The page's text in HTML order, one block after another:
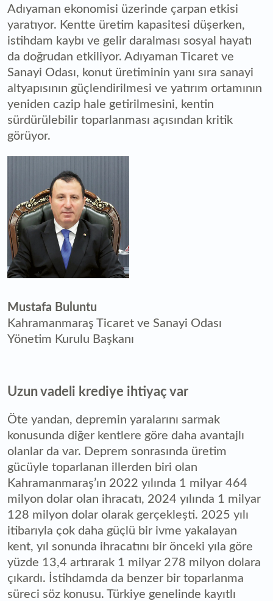
Adıyaman ekonomisi üzerinde çarpan etkisi
yaratıyor. Kentte üretim kapasitesi düşerken,
istihdam kaybı ve gelir daralması sosyal hayatı
da doğrudan etkiliyor. Adıyaman Ticaret ve
Sanayi Odası, konut üretiminin yanı sıra sanayi
altyapısının güçlendirilmesi ve yatırım ortamının
yeniden cazip hale getirilmesini, kentin
sürdürülebilir toparlanması açısından kritik
görüyor.
Mustafa Buluntu
Kahramanmaraş Ticaret ve Sanayi Odası
Yönetim Kurulu Başkanı
Uzun vadeli krediye ihtiyaç var
Öte yandan, depremin yaralarını sarmak
konusunda diğer kentlere göre daha avantajlı
olanlar da var. Deprem sonrasında üretim
gücüyle toparlanan illerden biri olan
Kahramanmaraş’ın 2022 yılında 1 milyar 464
milyon dolar olan ihracatı, 2024 yılında 1 milyar
128 milyon dolar olarak gerçekleşti. 2025 yılı
itibarıyla çok daha güçlü bir ivme yakalayan
kent, yıl sonunda ihracatını bir önceki yıla göre
yüzde 13,4 artırarak 1 milyar 278 milyon dolara
çıkardı. İstihdamda da benzer bir toparlanma
süreci söz konusu. Türkiye genelinde kayıtlı